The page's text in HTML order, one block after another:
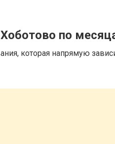
по
которая напрямую